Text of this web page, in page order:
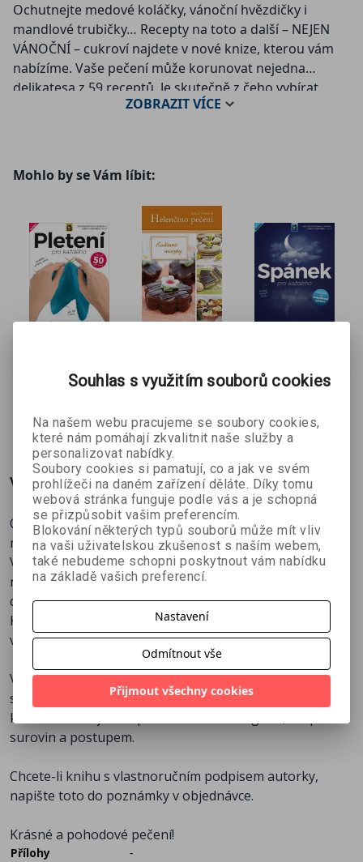
Ochutnejte medové koláčky, vánoční hvězdičky i
mandlové trubičky… Recepty na toto a další – NEJEN
VÁNOČNÍ – cukroví najdete v nové knize, kterou vám
nabízíme. Vaše pečení může korunovat nejedna
delikatesa z 59 receptů. Je skutečně z čeho vybírat.
Kniha plná skvělých receptů na klasické české domácí
Všechny recepty jsou vyzkoušené. Jsou nenáročné,
srozumitelné, zvládnou je i cukrářky začátečnice. Na
každé stránce je recept s barevnou fotografií,
rozpisem surovin a postupem.
Chcete-li knihu s vlastnoručním podpisem autorky,
napište toto do poznámky v objednávce.
Krásné a pohodové pečení!
ZOBRAZITVÍCE
Mohlo by se Vám líbit:
kolektiv autorů
169 Kč 199 Kč
(Rodinné
Helena
146 Kč 162 Kč
Dr. Sandi
179 Kč 199 Kč
Více o knize
Ochutnejte medové koláčky, vánoční hvězdičky i
mandlové trubičky… Recepty na toto a další – NEJEN
VÁNOČNÍ – cukroví najdete v nové knize, kterou vám
nabízíme. Vaše pečení může korunovat nejedna
delikatesa z 59 receptů. Je skutečně z čeho vybírat.
Kniha plná skvělých receptů na klasické české domácí
vánoční i běžné cukroví.
Všechny recepty jsou vyzkoušené. Jsou nenáročné,
srozumitelné, zvládnou je i cukrářky začátečnice. Na
každé stránce je recept s barevnou fotografií, rozpisem
surovin a postupem.
Chcete-li knihu s vlastnoručním podpisem autorky,
napište toto do poznámky v objednávce.
Krásné a pohodové pečení!
Přílohy
-
Souhlas s využitím souborů cookies
Na našem webu pracujeme se soubory cookies,
které nám pomáhají zkvalitnit naše služby a
personalizovat nabídky.
Soubory cookies si pamatují, co a jak ve svém
prohlížeči na daném zařízení děláte. Díky tomu
webová stránka funguje podle vás a je schopná
se přizpůsobit vašim preferencím.
Blokování některých typů souborů může mít vliv
na vaši uživatelskou zkušenost s naším webem,
také nebudeme schopni poskytnout vám nabídku
na základě vašich preferencí.
Nastavení
Odmítnout vše
Přijmout všechny cookies